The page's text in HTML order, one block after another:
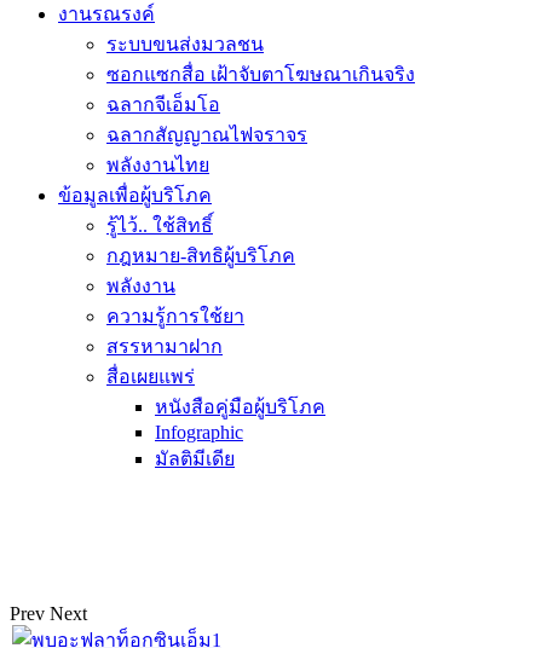
งานรณรงค์
ระบบขนส่งมวลชน
ซอกแซกสื่อ เฝ้าจับตาโฆษณาเกินจริง
ฉลากจีเอ็มโอ
ฉลากสัญญาณไฟจราจร
พลังงานไทย
ข้อมูลเพื่อผู้บริโภค
รู้ไว้.. ใช้สิทธิ์
กฎหมาย-สิทธิผู้บริโภค
พลังงาน
ความรู้การใช้ยา
สรรหามาฝาก
สื่อเผยแพร่
หนังสือคู่มือผู้บริโภค
Infographic
มัลติมีเดีย
Prev Next